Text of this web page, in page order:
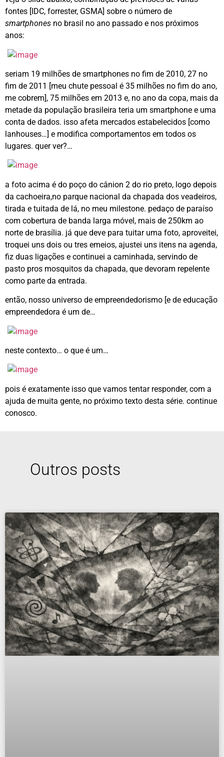
fontes [IDC, forrester, GSMA] sobre o número de
smartphones no brasil no ano passado e nos próximos
anos:
seriam 19 milhões de smartphones no fim de 2010, 27 no
fim de 2011 [meu chute pessoal é 35 milhões no fim do ano,
me cobrem], 75 milhões em 2013 e, no ano da copa, mais da
metade da população brasileira teria um smartphone e uma
conta de dados. isso afeta mercados estabelecidos [como
lanhouses…] e modifica comportamentos em todos os
lugares. quer ver?…
a foto acima é do poço do cânion 2 do rio preto, logo depois
da cachoeira,no parque nacional da chapada dos veadeiros,
tirada e tuitada de lá, no meu milestone. pedaço de paraíso
com cobertura de banda larga móvel, mais de 250km ao
norte de brasília. já que deve para tuitar uma foto, aproveitei,
troquei uns dois ou tres emeios, ajustei uns itens na agenda,
fiz duas ligações e continuei a caminhada, servindo de
pasto pros mosquitos da chapada, que devoram repelente
como parte da entrada.
então, nosso universo de empreendedorismo [e de educação
empreendedora é um de…
neste contexto… o que é um…
pois é exatamente isso que vamos tentar responder, com a
ajuda de muita gente, no próximo texto desta série. continue
conosco.
Outros posts